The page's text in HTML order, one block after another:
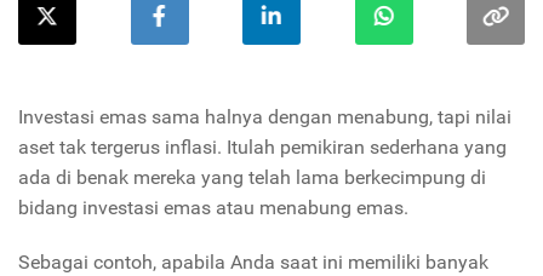
Investasi emas sama halnya dengan menabung, tapi nilai
aset tak tergerus inflasi. Itulah pemikiran sederhana yang
ada di benak mereka yang telah lama berkecimpung di
bidang investasi emas atau menabung emas.
Sebagai contoh, apabila Anda saat ini memiliki banyak